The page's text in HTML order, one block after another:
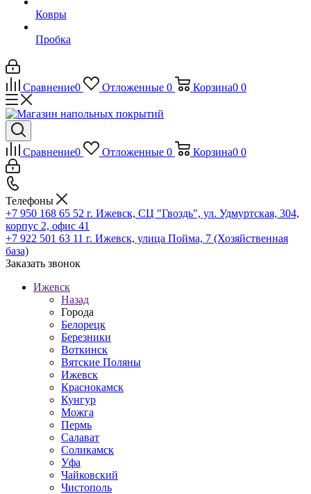
Ковры
Пробка
Сравнение0 Отложенные 0 Корзина0 0
Сравнение0 Отложенные 0 Корзина0 0
Телефоны
+7 950 168 65 52 г. Ижевск, СЦ "Гвоздь", ул. Удмуртская, 304,
корпус 2, офис 41
+7 922 501 63 11 г. Ижевск, улица Пойма, 7 (Хозяйственная
база)
Заказать звонок
Ижевск
Назад
Города
Белорецк
Березники
Воткинск
Вятские Поляны
Ижевск
Краснокамск
Кунгур
Можга
Пермь
Салават
Соликамск
Уфа
Чайковский
Чистополь